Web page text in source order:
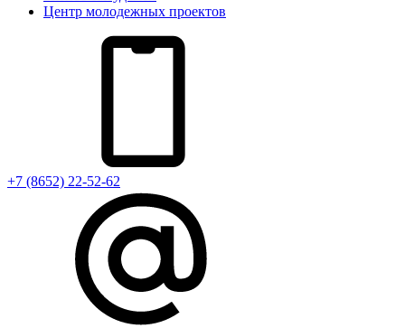
Центр молодежных проектов
+7 (8652) 22-52-62